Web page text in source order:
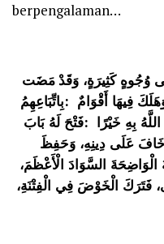
berpengalaman…
وُجُوهٍ كَثِيرَةٍ، وَقَدْ مَضَت
فِيهَا أَقْوَامٌ :بِاتِّبَاعِهِمُ
بِهِ خَيْرًا :فَتْحَ لَهُ بَابَ
وَخَافَ عَلَى دِينِهِ، وَحَفِظَ
السَّوَادَ الْأَعْظَمَ،
فَتَرَكَ الْخَوْضَ فِي الْفِتْنَةِ،